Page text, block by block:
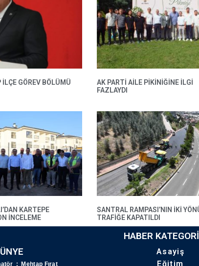
ILÇE GÖREV BÖLÜMÜ
AK PARTI AILE PIKINIĞINE İLGI
FAZLAYDI
KARTEPE
INCELEME
SANTRAL RAMPASI’NIN IKI
TRAFIĞE KAPATILDI
: Mehtap Fırat
HABER
Asayiş
Eğitim